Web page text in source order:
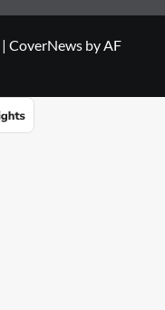
| CoverNews by AF